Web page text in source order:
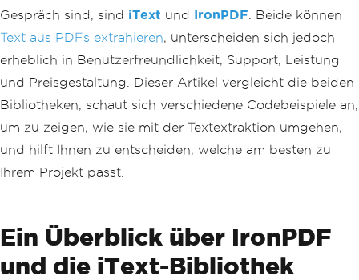
Gespräch sind, sind iText und IronPDF . Beide können
Text aus PDFs extrahieren, unterscheiden sich jedoch
erheblich in Benutzerfreundlichkeit, Support, Leistung
und Preisgestaltung. Dieser Artikel vergleicht die beiden
Bibliotheken, schaut sich verschiedene Codebeispiele an,
um zu zeigen, wie sie mit der Textextraktion umgehen,
und hilft Ihnen zu entscheiden, welche am besten zu
Ihrem Projekt passt.
Ein Überblick über IronPDF
und die iText-Bibliothek